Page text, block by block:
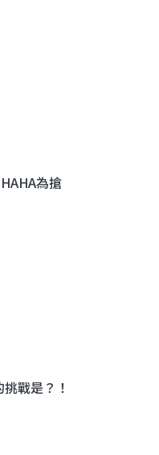
為搶
戰是？！